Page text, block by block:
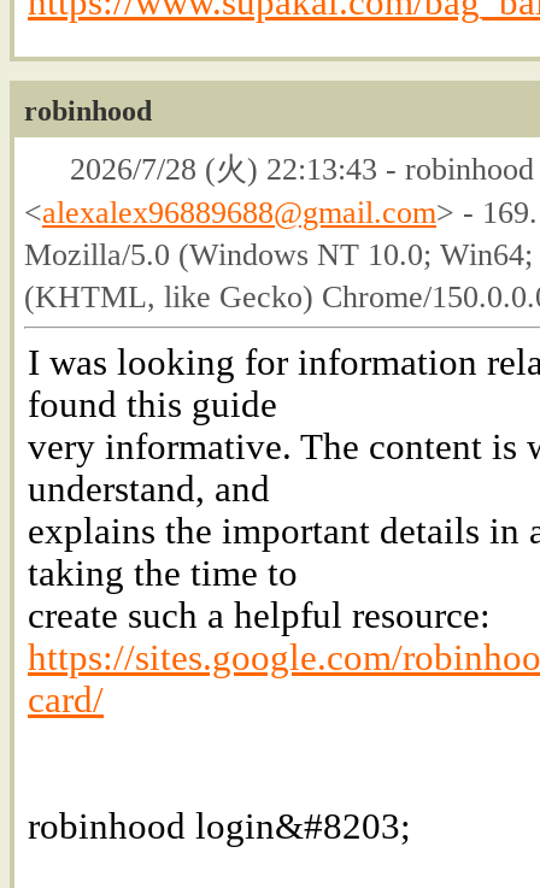
robinhood
2026/7/28 (火) 22:13:43 -
<alexalex96889688@gmail.com> -
Mozilla/5.0 (Windows NT 10.0;
(KHTML, like Gecko) Chrome/
I was looking for information
found this guide
very informative. The content is
understand, and
explains the important details in
taking the time to
create such a helpful resource:
https://sites.google.com/
card/
robinhood login&#8203;